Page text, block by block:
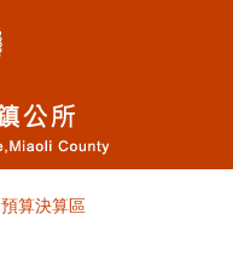
預算決算區